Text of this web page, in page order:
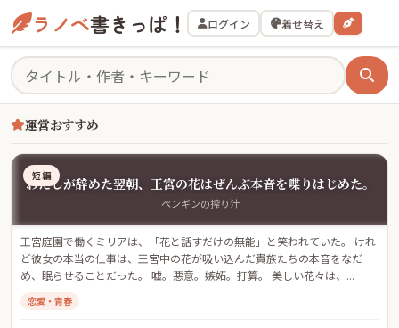
ラノベ書きっぱ！ ログイン 着せ替え
運営おすすめ
わたしが辞めた翌朝、王宮の花はぜんぶ本音を喋りはじめた。
ペンギンの搾り汁
短編
王宮庭園で働くミリアは、「花と話すだけの無能」と笑われていた。 けれ
ど彼女の本当の仕事は、王宮中の花が吸い込んだ貴族たちの本音をなだ
め、眠らせることだった。 嘘。悪意。嫉妬。打算。 美しい花々は、...
恋愛・青春